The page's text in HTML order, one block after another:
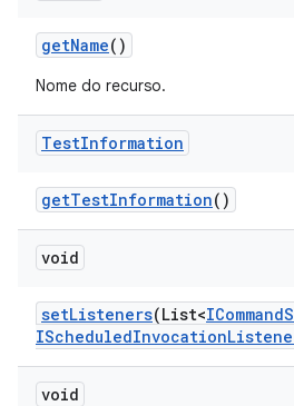
getName()
Nome do recurso.
TestInformation
getTestInformation()
void
setListeners(List<ICommand
IScheduledInvocation
void